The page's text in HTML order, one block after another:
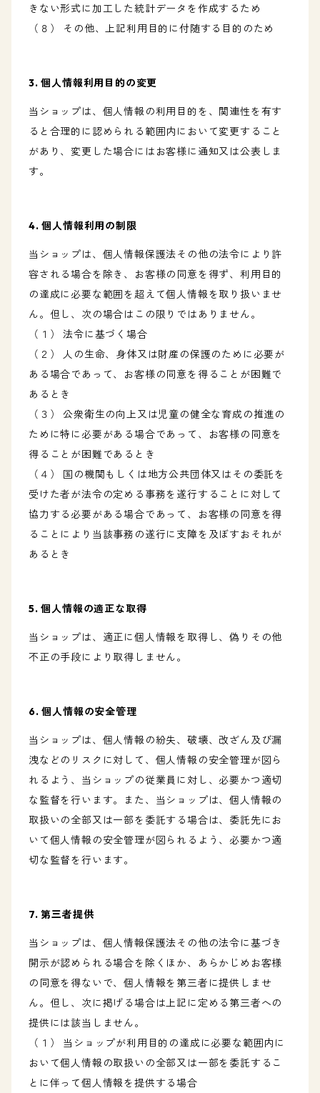
きない形式に加工した統計データを作成するため
（８） その他、上記利用目的に付随する目的のため
3. 個人情報利用目的の変更
当ショップは、個人情報の利用目的を、関連性を有す
ると合理的に認められる範囲内において変更すること
があり、変更した場合にはお客様に通知又は公表しま
す。
4. 個人情報利用の制限
当ショップは、個人情報保護法その他の法令により許
容される場合を除き、お客様の同意を得ず、利用目的
の達成に必要な範囲を超えて個人情報を取り扱いませ
ん。但し、次の場合はこの限りではありません。
（１） 法令に基づく場合
（２） 人の生命、身体又は財産の保護のために必要が
ある場合であって、お客様の同意を得ることが困難で
あるとき
（３） 公衆衛生の向上又は児童の健全な育成の推進の
ために特に必要がある場合であって、お客様の同意を
得ることが困難であるとき
（４） 国の機関もしくは地方公共団体又はその委託を
受けた者が法令の定める事務を遂行することに対して
協力する必要がある場合であって、お客様の同意を得
ることにより当該事務の遂行に支障を及ぼすおそれが
あるとき
5. 個人情報の適正な取得
当ショップは、適正に個人情報を取得し、偽りその他
不正の手段により取得しません。
6. 個人情報の安全管理
当ショップは、個人情報の紛失、破壊、改ざん及び漏
洩などのリスクに対して、個人情報の安全管理が図ら
れるよう、当ショップの従業員に対し、必要かつ適切
な監督を行います。また、当ショップは、個人情報の
取扱いの全部又は一部を委託する場合は、委託先にお
いて個人情報の安全管理が図られるよう、必要かつ適
切な監督を行います。
7. 第三者提供
当ショップは、個人情報保護法その他の法令に基づき
開示が認められる場合を除くほか、あらかじめお客様
の同意を得ないで、個人情報を第三者に提供しませ
ん。但し、次に掲げる場合は上記に定める第三者への
提供には該当しません。
（１） 当ショップが利用目的の達成に必要な範囲内に
おいて個人情報の取扱いの全部又は一部を委託するこ
とに伴って個人情報を提供する場合